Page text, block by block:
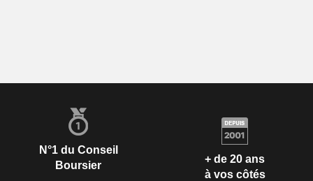
N°1 du Conseil
Boursier
+ de 20 ans
à vos côtés